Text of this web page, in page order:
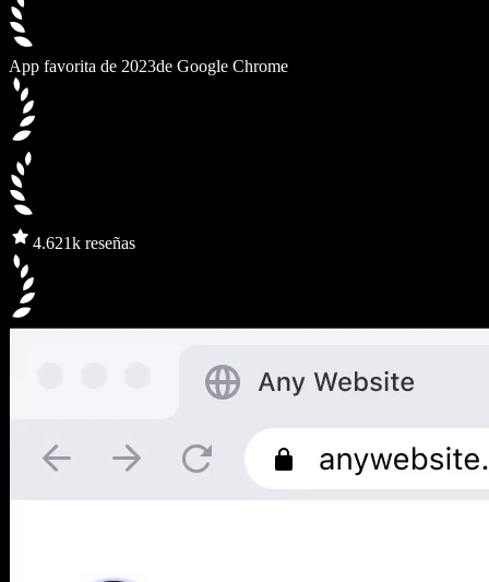
App favorita de 2023de Google Chrome
4.621k reseñas